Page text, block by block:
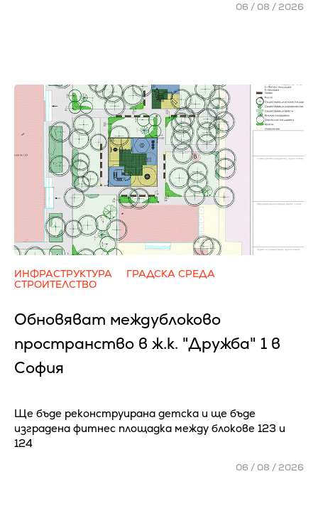
06 / 08 / 2026
ИНФРАСТРУКТУРА
ГРАДСКА СРЕДА
СТРОИТЕЛСТВО
Обновяват междублоково
пространство в ж.к. "Дружба" 1 в
София
Ще бъде реконструирана детска и ще бъде
изградена фитнес площадка между блокове 123 и
124
06 / 08 / 2026